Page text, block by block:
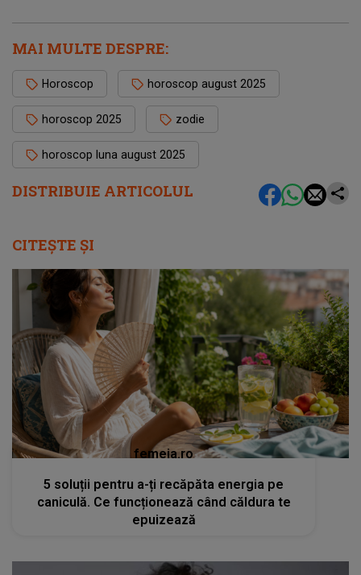
DISTRIBUIE ARTICOLUL
MAI MULTE DESPRE:
Horoscop horoscop august 2025
horoscop 2025 zodie
horoscop luna august 2025
CITEȘTE ȘI
femeia.ro
5 soluții pentru a-ți recăpăta energia pe
caniculă. Ce funcționează când căldura te
epuizează